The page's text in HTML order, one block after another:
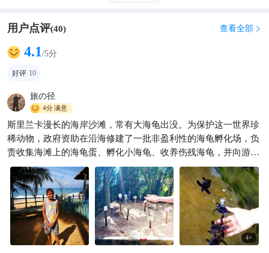
用户点评(40) 查看全部 
4.1/5分
好评 10
旅の径
4分满意
斯里兰卡漫长的海岸沙滩，常有大海龟出没。为保护这一世界珍
稀动物，政府资助在沿海修建了一批非盈利性的海龟孵化场，负
责收集海滩上的海龟蛋、孵化小海龟、收养伤残海龟，并向游客
收费开放。 走进了一家孵化场，面积不太大，一侧是一片沙坛，
一尊尊小沙包下孕育着一个个小生命，一块块小木牌标注着小生
命的品种和孵化起始时间；一侧是一排院落，水池水缸中放养着
一群群小海龟和一只只伤残龟。逛逛看看，蛮涨知识。 小贴士：
海龟为卵生动物，孵化期分不同品种为48-65天。出生后，男宝
宝6个月、女宝宝3年以后放归大海。
4+